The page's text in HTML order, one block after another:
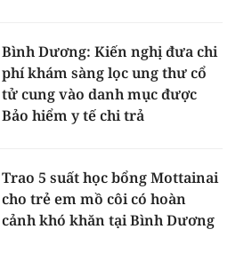
Bình Dương: Kiến nghị đưa chi
phí khám sàng lọc ung thư cổ
tử cung vào danh mục được
Bảo hiểm y tế chi trả
Trao 5 suất học bổng Mottainai
cho trẻ em mồ côi có hoàn
cảnh khó khăn tại Bình Dương